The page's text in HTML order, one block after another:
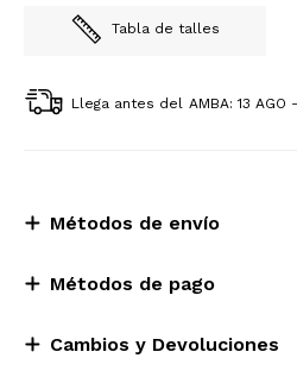
Tabla de talles
Llega antes del AMBA: 13 AGO
Métodos de envío
Métodos de pago
Cambios y Devoluciones